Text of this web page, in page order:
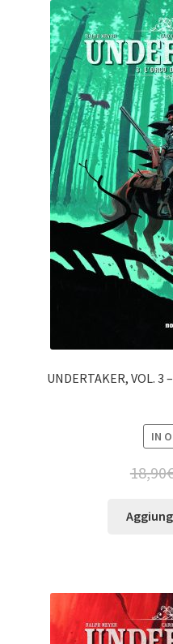
UNDERTAKER, VOL. 3
IN
18,90